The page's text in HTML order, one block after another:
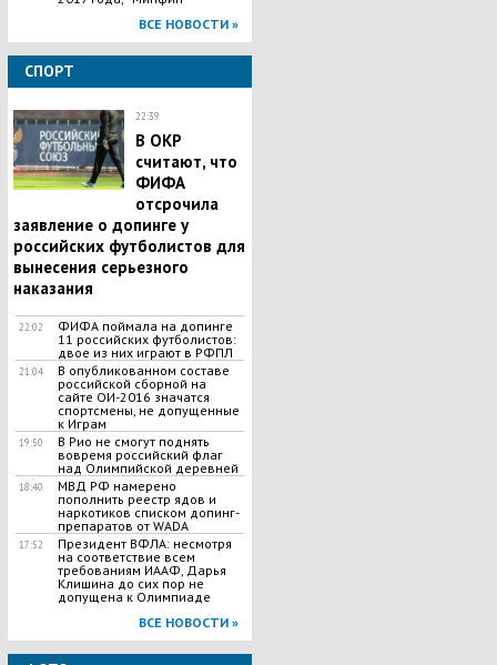
ВСЕ НОВОСТИ »
СПОРТ
22:39
В ОКР
считают, что
ФИФА
отсрочила
заявление о допинге у
российских футболистов для
вынесения серьезного
наказания
22:02
ФИФА поймала на допинге
11 российских футболистов:
двое из них играют в РФПЛ
21:04
В опубликованном составе
российской сборной на
сайте ОИ-2016 значатся
спортсмены, не допущенные
к Играм
19:50
В Рио не смогут поднять
вовремя российский флаг
над Олимпийской деревней
18:40
МВД РФ намерено
пополнить реестр ядов и
наркотиков списком допинг-
препаратов от WADA
17:52
Президент ВФЛА: несмотря
на соответствие всем
требованиям ИААФ, Дарья
Клишина до сих пор не
допущена к Олимпиаде
ВСЕ НОВОСТИ »